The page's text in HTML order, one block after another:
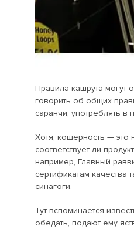
Правила кашрута могут
говорить об общих
саранчи, употреблять
Хотя, кошерность — это
соответствует ли
например, Главный
сертификатам качества
синагоги.
Тут вспоминается
обедать, подают ему